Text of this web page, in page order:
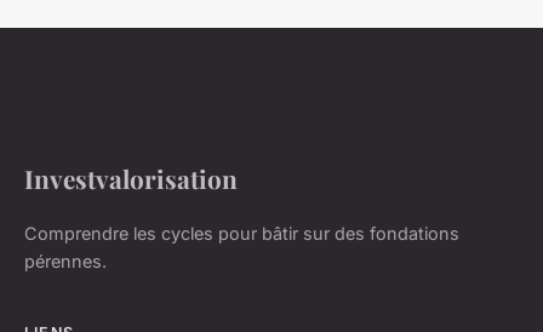
Investvalorisation
Comprendre les cycles pour bâtir sur des fondations
pérennes.